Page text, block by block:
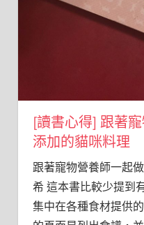
[讀書心得] 跟著
添加的貓咪料理
跟著寵物營養師一起
希 這本書比較少提到
集中在各種食材提供